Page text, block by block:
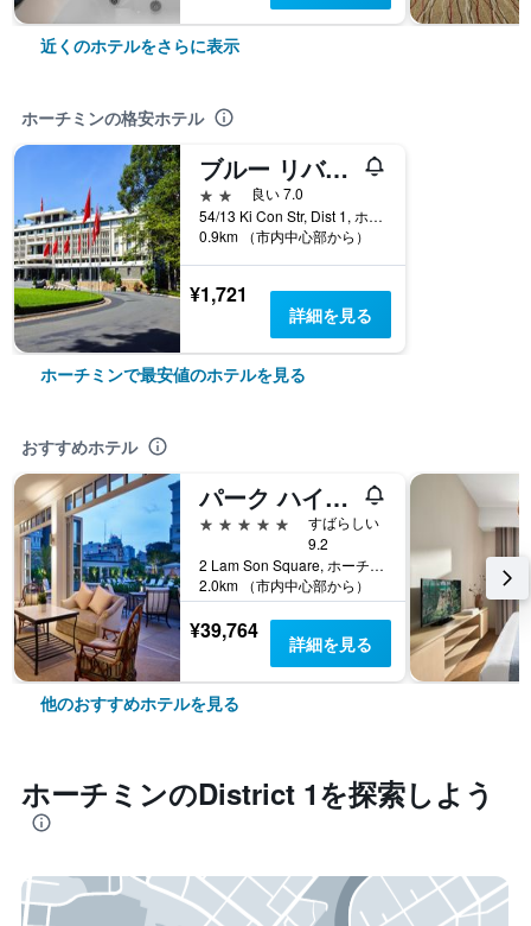
近くのホテルをさらに表示
ホーチミンの格安ホテル
ブルー リバー 2 ホテル
2つ星
良い 7.0
54/13 Ki Con Str, Dist 1, ホーチミン, ベトナム
0.9km （市内中心部から）
¥1,721
詳細を見る
ホーチミンで最安値のホテルを見る
おすすめホテル
パーク ハイアット サイゴン
5つ星
すばらしい
9.2
2 Lam Son Square, ホーチミン, ベトナム
2.0km （市内中心部から）
¥39,764 詳細を見る
他のおすすめホテルを見る
ホーチミン​のDistrict 1​を探索しよう